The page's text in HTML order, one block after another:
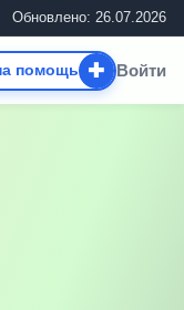
Обновлено: 26.07.2026
помощь ✚ Войти